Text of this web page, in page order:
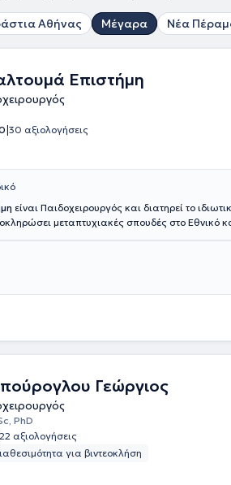
Αθήνας Μέγαρα Νέα
Επιστήμη
|30 αξιολογήσεις
είναι Παιδοχειρουργός και διατηρεί το
μεταπτυχιακές σπουδές στο Εθνικό
Μητέρα" ενώ στη διάρκεια της ειδικότητάς της
Αττικής "Σισμανόγλειο" και στο Γενικό
Τέλος, η ιατρός στο πλαίσιο της συνεχούς
πλήθος συνεδρίων.
Γεώργιος
PhD
22 αξιολογήσεις
για βιντεοκλήση